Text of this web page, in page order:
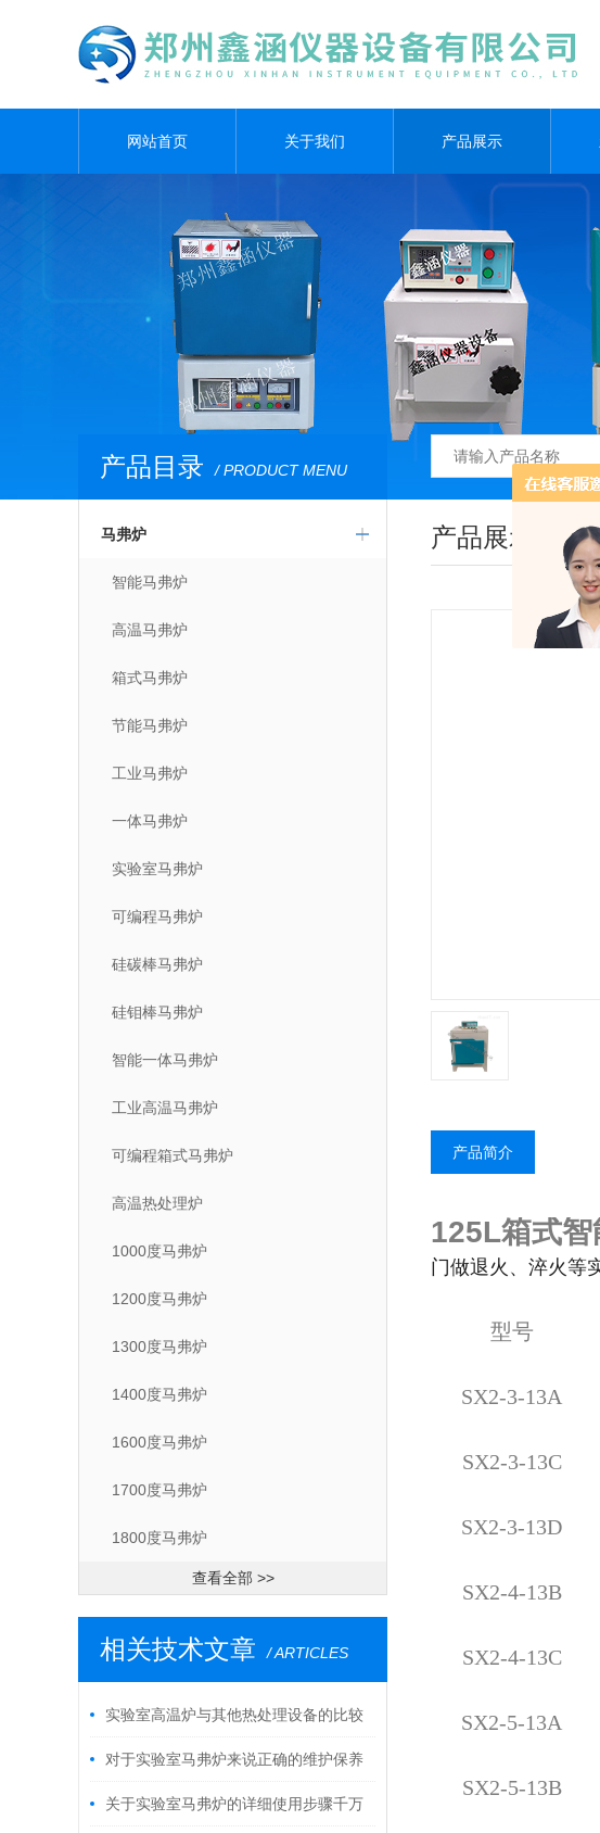
网站首页 关于我们 产品展示
产品目录 / PRODUCT MENU
马弗炉
智能马弗炉
高温马弗炉
箱式马弗炉
节能马弗炉
工业马弗炉
一体马弗炉
实验室马弗炉
可编程马弗炉
硅碳棒马弗炉
硅钼棒马弗炉
智能一体马弗炉
工业高温马弗炉
可编程箱式马弗炉
高温热处理炉
1000度马弗炉
1200度马弗炉
1300度马弗炉
1400度马弗炉
1600度马弗炉
1700度马弗炉
1800度马弗炉
查看全部 >>
相关技术文章 / ARTICLES
实验室高温炉与其他热处理设备的比较
优点评估
对于实验室马弗炉来说正确的维护保养
方法十分重要
关于实验室马弗炉的详细使用步骤千万
产品展示
产品简介
125L箱式
门做退火、淬火等
型号
SX2-3-13A
SX2-3-13C
SX2-3-13D
SX2-4-13B
SX2-4-13C
SX2-5-13A
SX2-5-13B